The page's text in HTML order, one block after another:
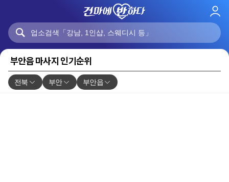
로
부안읍 마사지 인기순위
전북 부안 부안읍